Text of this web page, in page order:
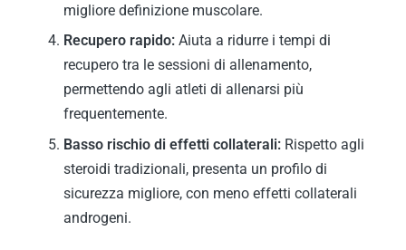
migliore definizione muscolare.
Recupero rapido: Aiuta a ridurre i tempi di
recupero tra le sessioni di allenamento,
permettendo agli atleti di allenarsi più
frequentemente.
Basso rischio di effetti collaterali: Rispetto agli
steroidi tradizionali, presenta un profilo di
sicurezza migliore, con meno effetti collaterali
androgeni.